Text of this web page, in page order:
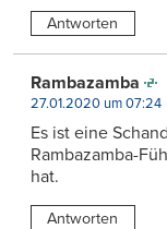
Antworten
Rambazamba
27.01.2020 um 07:24
Es ist eine
Rambazamba-
hat.
Antworten